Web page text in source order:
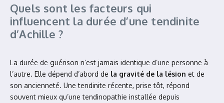
Quels sont les facteurs qui
influencent la durée d’une tendinite
d’Achille ?
La durée de guérison n’est jamais identique d’une personne à
l’autre. Elle dépend d’abord de la gravité de la lésion et de
son ancienneté. Une tendinite récente, prise tôt, répond
souvent mieux qu’une tendinopathie installée depuis